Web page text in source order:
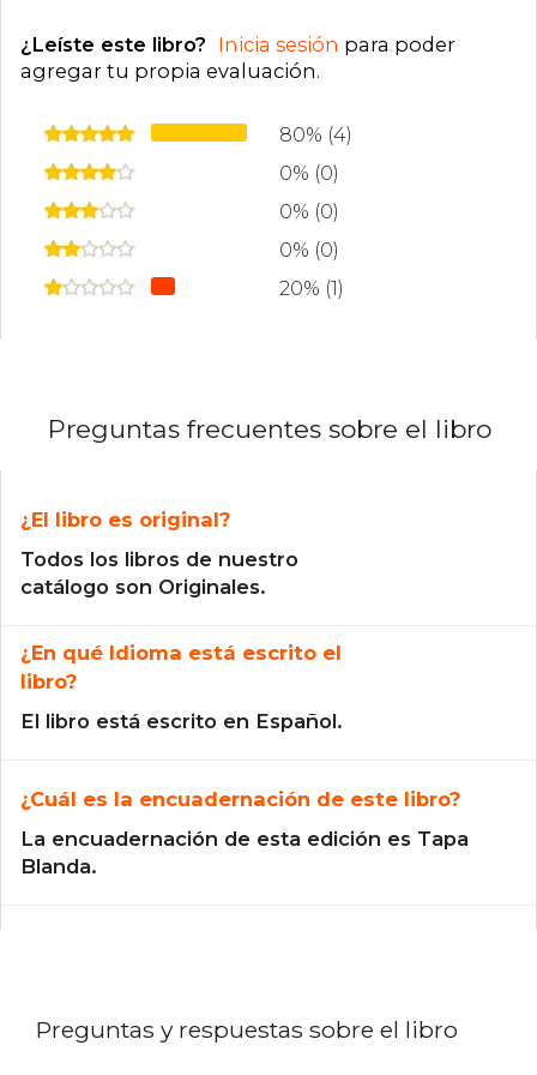
¿Leíste este libro? Inicia sesión para poder
agregar tu propia evaluación.
80% (4)
0% (0)
0% (0)
0% (0)
20% (1)
Preguntas frecuentes sobre el libro
¿El libro es original?
Todos los libros de nuestro
catálogo son Originales.
¿En qué Idioma está escrito el
libro?
El libro está escrito en Español.
¿Cuál es la encuadernación de este libro?
La encuadernación de esta edición es Tapa
Blanda.
Preguntas y respuestas sobre el libro